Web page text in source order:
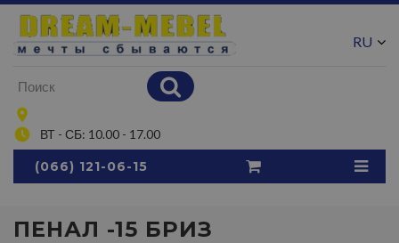
ВТ - СБ: 10.00 - 17.00
RU
(066) 121-06-15
ПЕНАЛ -15 БРИЗ